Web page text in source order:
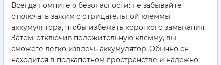
Всегда помните о безопасности: не забывайте
отключать зажим с отрицательной клеммы
аккумулятора, чтобы избежать короткого замыкания.
Затем, отключив положительную клемму, вы
сможете легко извлечь аккумулятор. Обычно он
находится в подкапотном пространстве и надежно